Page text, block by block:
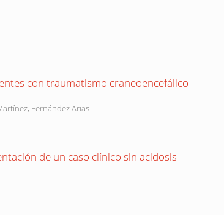
con traumatismo craneoencefálico
Fernández Arias
de un caso clínico sin acidosis